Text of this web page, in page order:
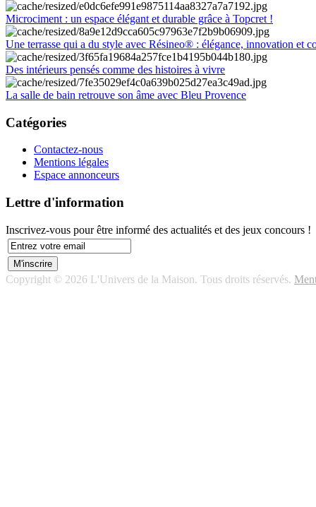
Microciment : un espace élégant et durable grâce à Topcret !
Une terrasse qui a du style avec Résineo® : élégance, innovation et
Des intérieurs pensés comme des histoires à vivre
La salle de bain retrouve son âme avec Bleu Provence
Catégories
Contactez-nous
Mentions légales
Espace annonceurs
Lettre d'information
Inscrivez-vous pour être informé des actualités et des jeux concours !
Copyright © 2026 L'Univers de la Maison. Tous droits réservés.